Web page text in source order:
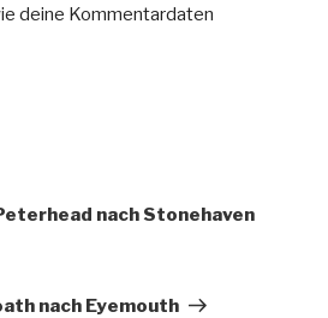
deine Kommentardaten
nach Stonehaven
nach Eyemouth